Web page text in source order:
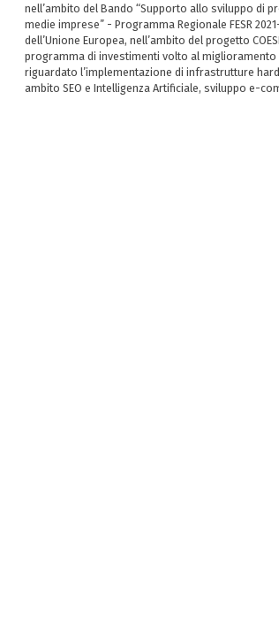
nell’ambito del Bando “Supporto allo sviluppo di
medie imprese” - Programma Regionale FESR
dell’Unione Europea, nell’ambito del progetto
programma di investimenti volto al miglioramento
riguardato l’implementazione di infrastrutture
ambito SEO e Intelligenza Artificiale, sviluppo e-